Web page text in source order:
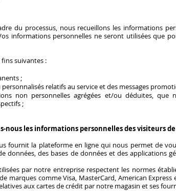
du processus, nous recueillons les informations
informations personnelles ne seront utilisées que
suivantes :
;
relatifs au service et des messages
non personnelles agrégées et/ou déduites, que
;
les informations personnelles des visiteurs
fournit la plateforme en ligne qui nous permet de
des bases de données et des applications
par notre entreprise respectent les normes
comme Visa, MasterCard, American Express
aux cartes de crédit par notre magasin et ses